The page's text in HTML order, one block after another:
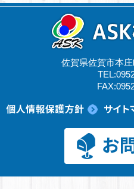
佐賀県佐賀市本
© 2017